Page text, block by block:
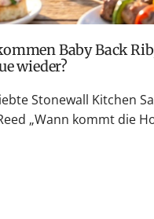
wieder?
Stonewall Kitchen
„Wann kommt die